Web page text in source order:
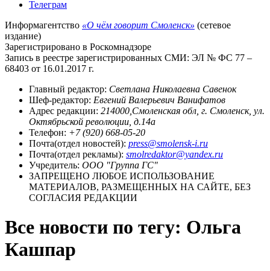
Телеграм
Информагентство «О чём говорит Смоленск» (сетевое
издание)
Зарегистрировано в Роскомнадзоре
Запись в реестре зарегистрированных СМИ: ЭЛ № ФС 77 –
68403 от 16.01.2017 г.
Главный редактор: Светлана Николаевна Савенок
Шеф-редактор: Евгений Валерьевич Ванифатов
Адрес редакции: 214000,Смоленская обл, г. Смоленск, ул.
Октябрьской революции, д.14а
Телефон: +7 (920) 668-05-20
Почта(отдел новостей): press@smolensk-i.ru
Почта(отдел рекламы): smolredaktor@yandex.ru
Учредитель: ООО "Группа ГС"
ЗАПРЕЩЕНО ЛЮБОЕ ИСПОЛЬЗОВАНИЕ
МАТЕРИАЛОВ, РАЗМЕЩЕННЫХ НА САЙТЕ, БЕЗ
СОГЛАСИЯ РЕДАКЦИИ
Все новости по тегу: Ольга
Кашпар